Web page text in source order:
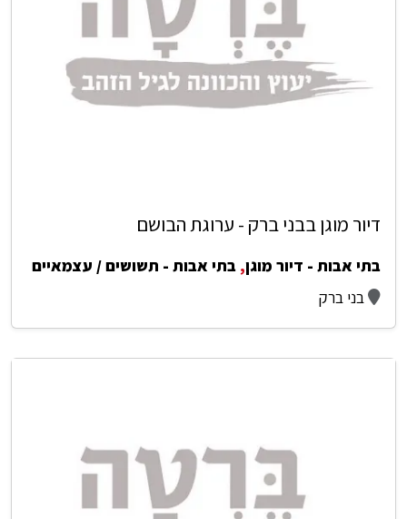
דיור מוגן בבני ברק - ערוגת הבושם
בתי אבות - דיור מוגן, בתי אבות - תשושים / עצמאיים
בני ברק